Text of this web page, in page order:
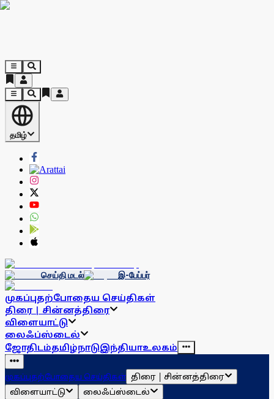
தமிழ்
செய்தி மடல் இ-பேப்பர்
முகப்புதற்போதைய செய்திகள்
திரை | சின்னத்திரை
விளையாட்டு
லைஃப்ஸ்டைல்
ஜோதிடம்தமிழ்நாடுஇந்தியாஉலகம்
முகப்புதற்போதைய செய்திகள் திரை | சின்னத்திரை
விளையாட்டு
லைஃப்ஸ்டைல்